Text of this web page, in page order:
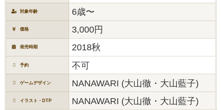
対象年齢 6歳〜
価格 3,000円
発売時期 2018秋
予約 不可
ゲームデザイン NANAWARI (大山徹・大山藍子)
イラスト・DTP NANAWARI (大山徹・大山藍子)